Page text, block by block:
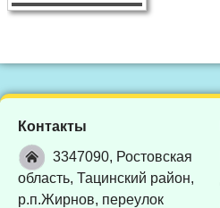
Контакты
3347090, Ростовская
область, Тацинский район,
р.п.Жирнов, переулок